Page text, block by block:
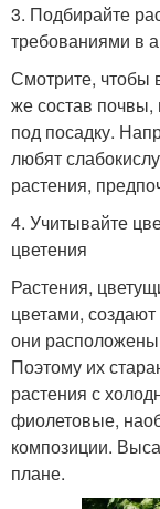
3. Подбирайте
требованиями в
Смотрите, чтобы
же состав
под посадку.
любят
растения,
4. Учитывайте
цветения
Растения,
цветами,
они
Поэтому их
растения с
фиолетовые,
композиции.
плане.